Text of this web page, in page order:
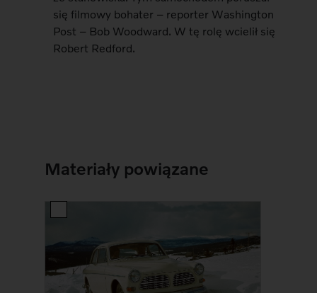
się filmowy bohater – reporter Washington
Post – Bob Woodward. W tę rolę wcielił się
Robert Redford.
Materiały powiązane